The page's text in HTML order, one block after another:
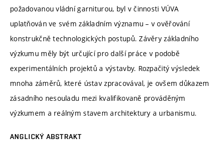
požadovanou vládní garniturou, byl v činnosti VÚVA
uplatňován ve svém základním významu – v ověřování
konstrukčně technologických postupů. Závěry základního
výzkumu měly být určující pro další práce v podobě
experimentálních projektů a výstavby. Rozpačitý výsledek
mnoha záměrů, které ústav zpracovával, je ovšem důkazem
zásadního nesouladu mezi kvalifikovaně prováděným
výzkumem a reálným stavem architektury a urbanismu.
ANGLICKÝ ABSTRAKT